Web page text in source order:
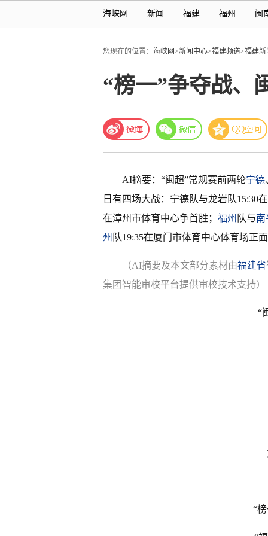
海峡网 新闻 福建 福州 闽
您现在的位置： 海峡网>新闻中心>福建频道>福建新
“榜一”争夺战、
AI摘要：“闽超”常规赛前两轮宁德
日有四场大战：宁德队与龙岩队15:30
在漳州市体育中心争首胜； 福州 队与南
州 队19:35在厦门市体育中心体育场正
（AI摘要及本文部分素材由福建省
集团智能审校平台提供审校技术支持）
“
“